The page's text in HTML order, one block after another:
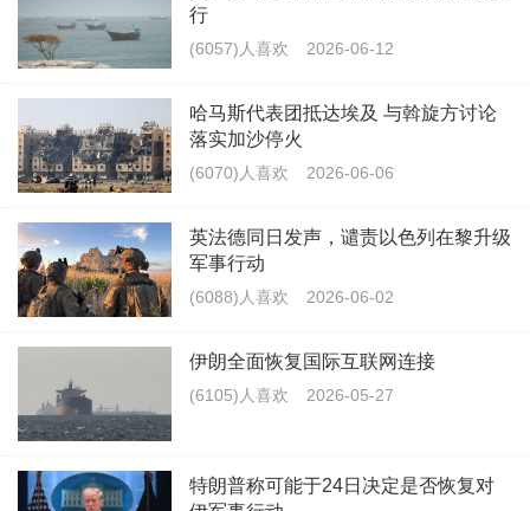
行
(6057)人喜欢 2026-06-12
哈马斯代表团抵达埃及 与斡旋方讨论
落实加沙停火
(6070)人喜欢 2026-06-06
英法德同日发声，谴责以色列在黎升级
军事行动
(6088)人喜欢 2026-06-02
伊朗全面恢复国际互联网连接
(6105)人喜欢 2026-05-27
特朗普称可能于24日决定是否恢复对